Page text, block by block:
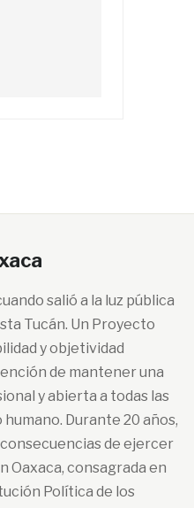
salió a la luz pública
Tucán. Un Proyecto
y objetividad
de mantener una
y abierta a todas las
Durante 20 años,
de ejercer
Oaxaca, consagrada en
Política de los